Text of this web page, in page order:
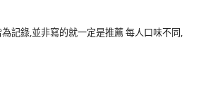
記錄,並非寫的就一定是推薦 每人口味不同,